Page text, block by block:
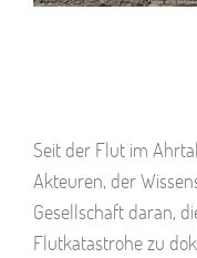
Seit der Flut im
Akteuren, der
Gesellschaft daran,
Flutkatastrohe zu